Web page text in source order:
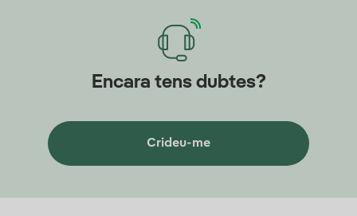
Encara tens dubtes?
Crideu-me